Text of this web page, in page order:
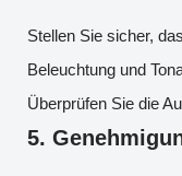
Stellen Sie sicher,
Beleuchtung und
Überprüfen Sie die
5.